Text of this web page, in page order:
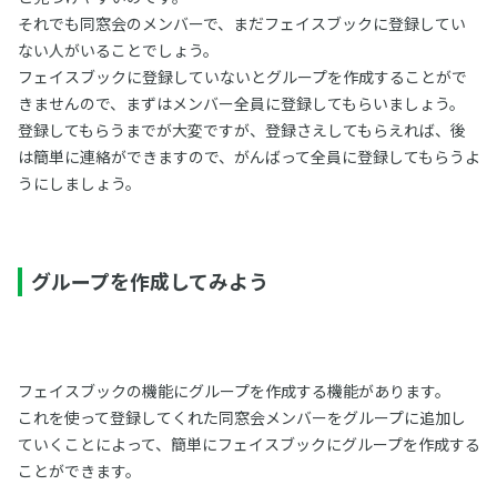
それでも同窓会のメンバーで、まだフェイスブックに登録してい
ない人がいることでしょう。
フェイスブックに登録していないとグループを作成することがで
きませんので、まずはメンバー全員に登録してもらいましょう。
登録してもらうまでが大変ですが、登録さえしてもらえれば、後
は簡単に連絡ができますので、がんばって全員に登録してもらうよ
うにしましょう。
グループを作成してみよう
フェイスブックの機能にグループを作成する機能があります。
これを使って登録してくれた同窓会メンバーをグループに追加し
ていくことによって、簡単にフェイスブックにグループを作成する
ことができます。